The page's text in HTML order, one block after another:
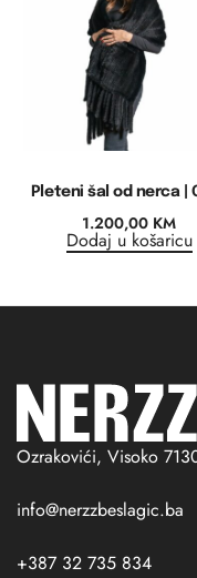
Pleteni šal od nerca |
1.200,00 KM
Dodaj u košaricu
Ozrakovići, Visoko
info@nerzzbeslagic.ba
+387 32 735 834